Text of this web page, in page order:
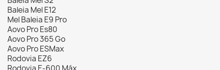
Baleia Mel E12
Mel Baleia E9 Pro
Aovo Pro Es80
Aovo Pro 365 Go
Aovo Pro ESMax
Rodovia EZ6